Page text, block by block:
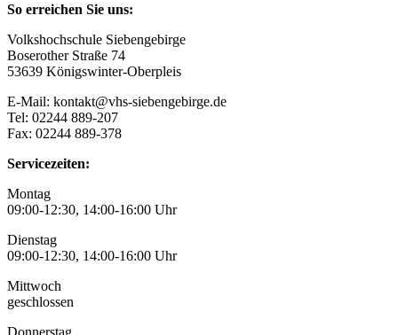
So erreichen Sie uns:
Volkshochschule Siebengebirge
Boserother Straße 74
53639 Königswinter-Oberpleis
E-Mail: kontakt@vhs-siebengebirge.de
Tel: 02244 889-207
Fax: 02244 889-378
Servicezeiten:
Montag
09:00-12:30, 14:00-16:00 Uhr
Dienstag
09:00-12:30, 14:00-16:00 Uhr
Mittwoch
geschlossen
Donnerstag